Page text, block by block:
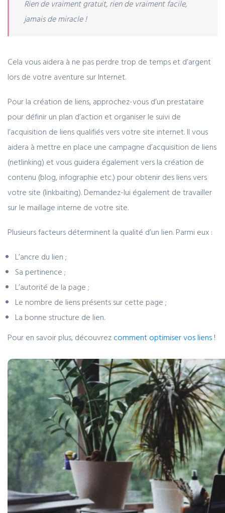
Rien de vraiment gratuit, rien de vraiment facile,
jamais de miracle !
Cela vous aidera à ne pas perdre trop de temps et d’argent
lors de votre aventure sur Internet.
Pour la création de liens, approchez-vous d’un prestataire
pour définir un plan d’action et organiser le suivi de
l’acquisition de liens qualifiés vers votre site internet. Il vous
aidera à mettre en place une campagne d’acquisition de liens
(netlinking) et vous guidera également vers la création de
contenu (blog, infographie etc.) pour obtenir des liens vers
votre site (linkbaiting). Demandez-lui également de travailler
sur le maillage interne de votre site.
Plusieurs facteurs déterminent la qualité d’un lien. Parmi eux :
L’ancre du lien ;
Sa pertinence ;
L’autorité de la page ;
Le nombre de liens présents sur cette page ;
La bonne structure de lien.
Pour en savoir plus, découvrez comment optimiser vos liens !